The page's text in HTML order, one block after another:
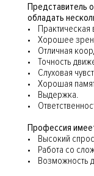
Представитель
обладать
• Практическая
• Хорошее
• Отличная
• Точность
• Слуховая
• Хорошая
• Выдержка.
•
Профессия
• Высокий
• Работа со
• Возможность